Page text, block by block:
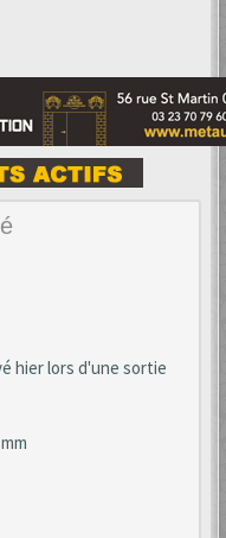
hier lors d'une sortie